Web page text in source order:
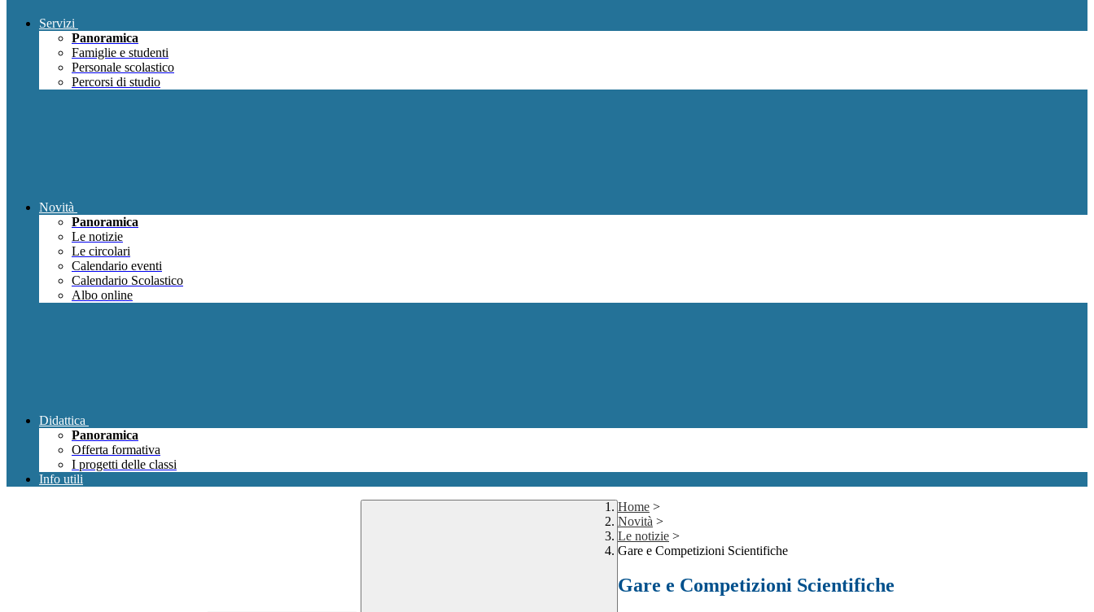
Servizi
Panoramica
Famiglie e studenti
Personale scolastico
Percorsi di studio
Novità
Panoramica
Le notizie
Le circolari
Calendario eventi
Calendario Scolastico
Albo online
Didattica
Panoramica
Offerta formativa
I progetti delle classi
Info utili
Home >
Novità >
Le notizie >
Gare e Competizioni Scientifiche
Gare e Competizioni Scientifiche